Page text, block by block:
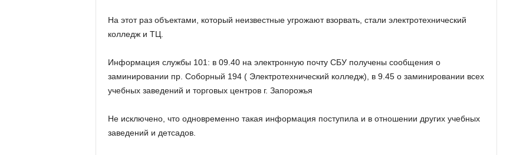
На этот раз объектами, который неизвестные угрожают взорвать, стали электротехнический
колледж и ТЦ.
Информация службы 101: в 09.40 на электронную почту СБУ получены сообщения о
заминировании пр. Соборный 194 ( Электротехнический колледж), в 9.45 о заминировании всех
учебных заведений и торговых центров г. Запорожья
Не исключено, что одновременно такая информация поступила и в отношении других учебных
заведений и детсадов.